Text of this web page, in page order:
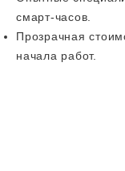
смарт-часов.
Прозрачная
начала работ.